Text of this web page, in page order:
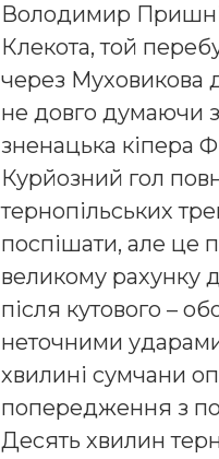
Володимир
Клекота, той
через Муховикова
не довго думаючи
зненацька кіпера
Курйозний гол
тернопільських
поспішати, але це
великому рахунку
після кутового –
неточними ударами
хвилині сумчани
попередження з
Десять хвилин